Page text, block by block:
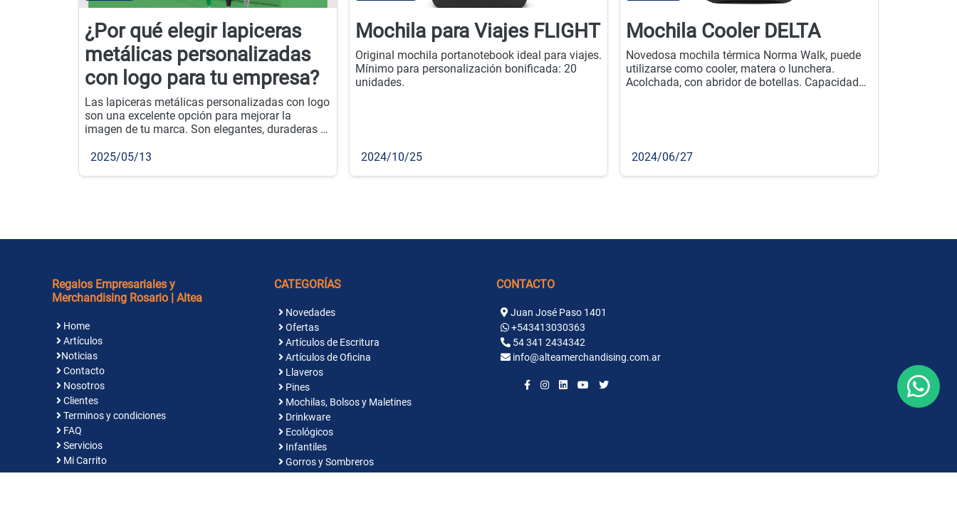
¿Por qué elegir lapiceras
metálicas personalizadas
con logo para tu empresa?
Las lapiceras metálicas personalizadas con logo
son una excelente opción para mejorar la
imagen de tu marca. Son elegantes, duraderas y
o como parte de tu estrategia de merchandising.
2025/05/13
Mochila para Viajes FLIGHT
Original mochila portanotebook ideal para viajes.
Mínimo para personalización bonificada: 20
unidades.
2024/10/25
Mochila Cooler DELTA
Novedosa mochila térmica Norma Walk, puede
utilizarse como cooler, matera o lunchera.
Acolchada, con abridor de botellas. Capacidad
2024/06/27
Regalos Empresariales y
Merchandising Rosario | Altea
Home
Artículos
Noticias
Contacto
Nosotros
Clientes
Terminos y condiciones
FAQ
Servicios
Mi Carrito
CATEGORÍAS
Novedades
Ofertas
Artículos de Escritura
Artículos de Oficina
Llaveros
Pines
Mochilas, Bolsos y Maletines
Drinkware
Ecológicos
Infantiles
Gorros y Sombreros
CONTACTO
Juan José Paso 1401
+543413030363
54 341 2434342
info@alteamerchandising.com.ar